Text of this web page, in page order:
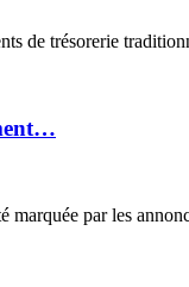
de trésorerie
par les